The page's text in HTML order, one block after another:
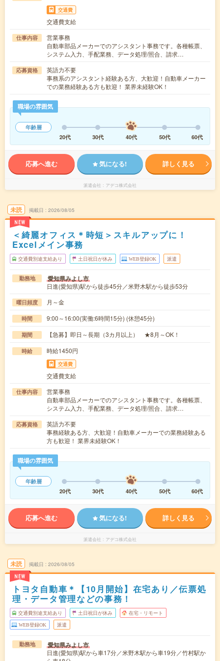
交通費
交通費支給
仕事内容
営業事務
自動車部品メーカーでのアシスタント事務です。各種帳票、
システム入力、手配業務、データ処理/照合、請求…
応募資格
英語力不要
事務系のアシスタント経験ある方、大歓迎！自動車メーカー
での業務経験ある方も歓迎！ 業界未経験OK！
職場の雰囲気
年齢層
20代
30代 40代 50代 60代
応募へ進む 気になる! 詳しく見る
派遣会社 アデコ株式会社
未読
NEW
掲載日 2026/08/05
＜綺麗オフィス＊時短＞スキルアップに！
Excelメイン事務
交通費別途支給あり 土日祝日が休み WEB登録OK 派遣
勤務地 愛知県みよし市
日進(愛知県)駅から徒歩45分／米野木駅から徒歩53分
曜日頻度 月～金
時間 9:00～16:00(実働:6時間15分) (休憩45分)
期間 【急募】即日～長期（3カ月以上） ★8月～OK！
時給 時給1450円
交通費
交通費支給
仕事内容
営業事務
自動車部品メーカーでのアシスタント事務です。各種帳票、
システム入力、手配業務、データ処理/照合、請求…
応募資格
英語力不要
事務経験ある方、大歓迎！自動車メーカーでの業務経験ある
方も歓迎！ 業界未経験OK！
職場の雰囲気
年齢層
20代
30代 40代 50代 60代
応募へ進む 気になる! 詳しく見る
派遣会社 アデコ株式会社
未読
NEW
掲載日 2026/08/05
トヨタ自動車＊【10月開始】在宅あり／伝票処
理・データ管理などの事務！
交通費別途支給あり 土日祝日が休み 在宅・リモート
WEB登録OK 派遣
勤務地 愛知県みよし市
日進(愛知県)駅から車17分／米野木駅から車19分／竹村駅か